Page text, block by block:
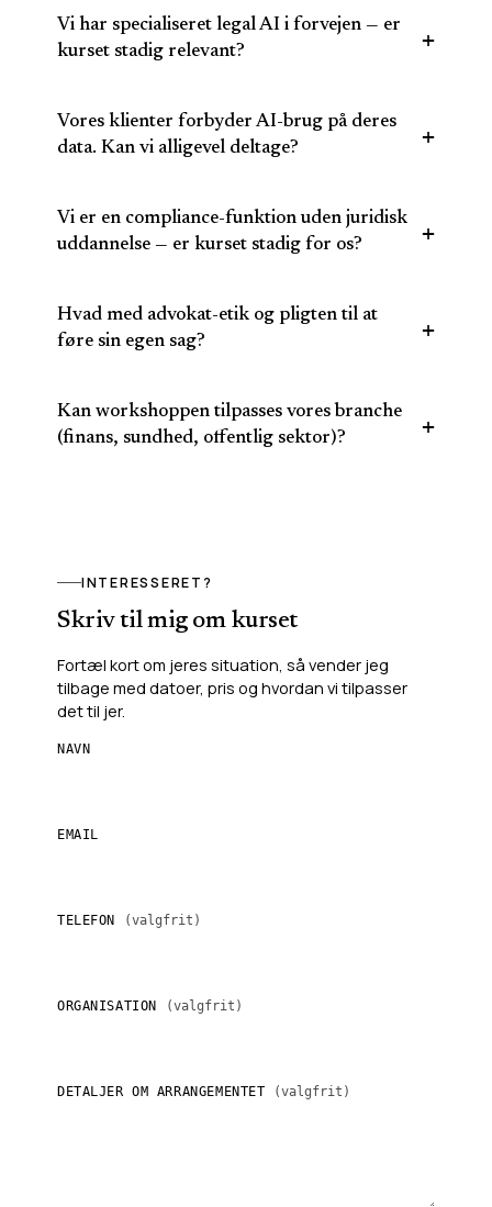
Vi har specialiseret legal AI i forvejen — er
kurset stadig relevant?
Vores klienter forbyder AI-brug på deres
data. Kan vi alligevel deltage?
Vi er en compliance-funktion uden juridisk
uddannelse — er kurset stadig for os?
Hvad med advokat-etik og pligten til at
føre sin egen sag?
Kan workshoppen tilpasses vores branche
(finans, sundhed, offentlig sektor)?
INTERESSERET?
Skriv til mig om kurset
Fortæl kort om jeres situation, så vender jeg
tilbage med datoer, pris og hvordan vi tilpasser
det til jer.
NAVN
EMAIL
TELEFON (valgfrit)
ORGANISATION (valgfrit)
DETALJER OM ARRANGEMENTET (valgfrit)